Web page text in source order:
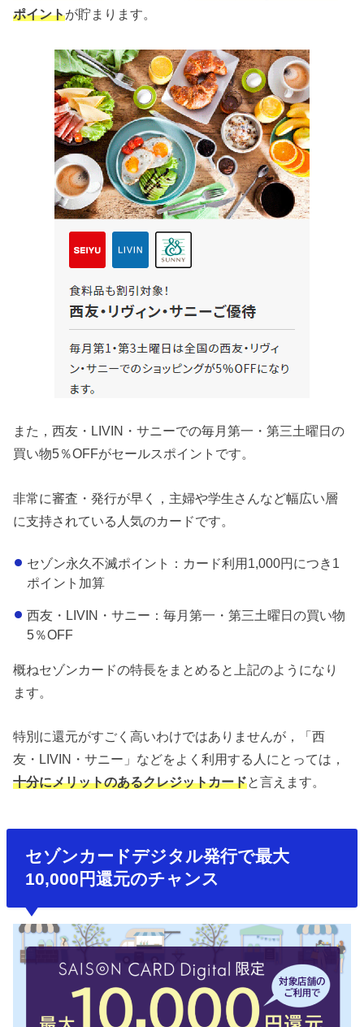
ポイントが貯まります。
また，西友・LIVIN・サニーでの毎月第一・第三土曜日の
買い物5％OFFがセールスポイントです。
非常に審査・発行が早く，主婦や学生さんなど幅広い層
に支持されている人気のカードです。
セゾン永久不滅ポイント：カード利用1,000円につき1
ポイント加算
西友・LIVIN・サニー：毎月第一・第三土曜日の買い物
5％OFF
概ねセゾンカードの特長をまとめると上記のようになり
ます。
特別に還元がすごく高いわけではありませんが，「西
友・LIVIN・サニー」などをよく利用する人にとっては，
十分にメリットのあるクレジットカードと言えます。
セゾンカードデジタル発行で最大
10,000円還元のチャンス